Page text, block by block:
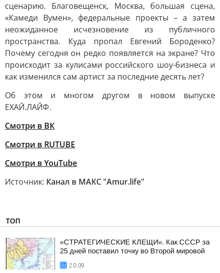
сценарию. Благовещенск, Москва, большая сцена,
«Камеди Вумен», федеральные проекты – а затем
неожиданное исчезновение из публичного
пространства. Куда пропал Евгений Бороденко?
Почему сегодня он редко появляется на экране? Что
происходит за кулисами российского шоу-бизнеса и
как изменился сам артист за последние десять лет?
Об этом и многом другом в новом выпуске
ЕХАЙ.ЛАЙФ.
Смотри в ВК
Смотри в RUTUBE
Смотри в YouTube
Источник: Канал в МАКС "Аmur.life"
ТОП
«СТРАТЕГИЧЕСКИЕ КЛЕЩИ». Как СССР за
25 дней поставил точку во Второй мировой
20:09